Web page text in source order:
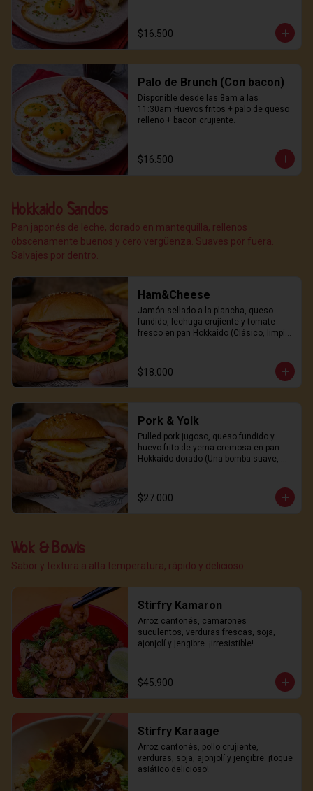
$16.500
Palo de Brunch (Con bacon)
Disponible desde las 8am a las
11:30am Huevos fritos + palo de queso
relleno + bacon crujiente.
$16.500
Hokkaido Sandos
Pan japonés de leche, dorado en mantequilla, rellenos
obscenamente buenos y cero vergüenza. Suaves por fuera.
Salvajes por dentro.
Ham&Cheese
Jamón sellado a la plancha, queso
fundido, lechuga crujiente y tomate
fresco en pan Hokkaido (Clásico, limpio
$18.000
Pork & Yolk
Pulled pork jugoso, queso fundido y
huevo frito de yema cremosa en pan
Hokkaido dorado (Una bomba suave,
$27.000
Wok & Bowls
Sabor y textura a alta temperatura, rápido y delicioso
Stirfry Kamaron
Arroz cantonés, camarones
suculentos, verduras frescas, soja,
ajonjolí y jengibre. ¡irresistible!
$45.900
Stirfry Karaage
Arroz cantonés, pollo crujiente,
verduras, soja, ajonjolí y jengibre. ¡toque
asiático delicioso!